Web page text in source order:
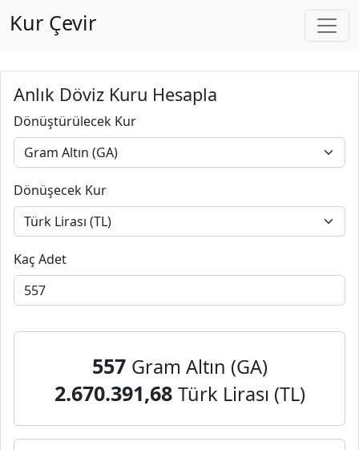
Kur Çevir
Anlık Döviz Kuru Hesapla
Dönüştürülecek Kur
Dönüşecek Kur
Kaç Adet
557 Gram Altın (GA)
2.670.391,68 Türk Lirası (TL)